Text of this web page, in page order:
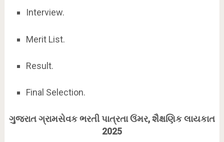
Interview.
Merit List.
Result.
Final Selection.
ગુજરાત ગ્રામસેવક ભરતી પાત્રતા ઉંમર, શૈક્ષણિક લાયકાત
2025